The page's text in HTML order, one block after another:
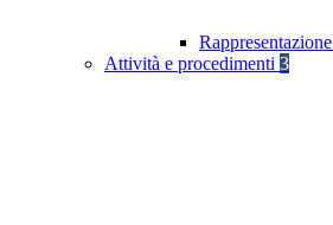
Attività e procedimenti 3